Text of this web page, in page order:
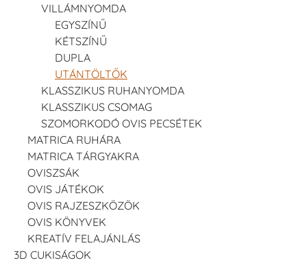
VILLÁMNYOMDA
EGYSZÍNŰ
KÉTSZÍNŰ
DUPLA
UTÁNTÖLTŐK
KLASSZIKUS RUHANYOMDA
KLASSZIKUS CSOMAG
SZOMORKODÓ OVIS PECSÉTEK
MATRICA RUHÁRA
MATRICA TÁRGYAKRA
OVISZSÁK
OVIS JÁTÉKOK
OVIS RAJZESZKÖZÖK
OVIS KÖNYVEK
KREATÍV FELAJÁNLÁS
3D CUKISÁGOK